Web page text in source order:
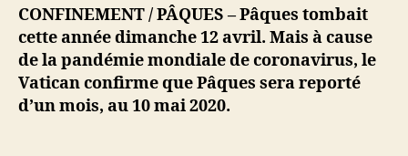
Pâques
sera
officiellement
reporté
au
CONFINEMENT / PÂQUES – Pâques tombait
cette année dimanche 12 avril. Mais à cause
de la pandémie mondiale de coronavirus, le
Vatican confirme que Pâques sera reporté
d’un mois, au 10 mai 2020.